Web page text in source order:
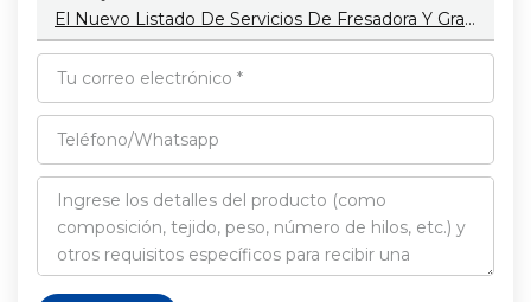
El Nuevo Listado De Servicios De Fresadora Y Grabadora CNC De Fibra De Carbono